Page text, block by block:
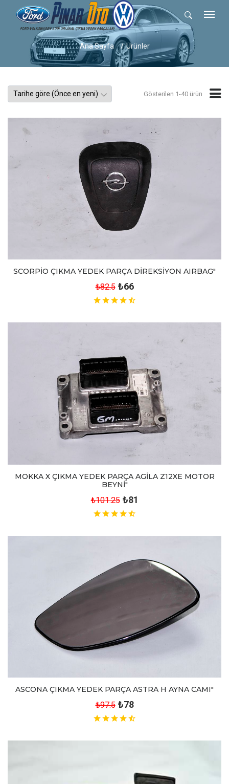
Ana Sayfa Ürünler
Gösterilen 1-40 ürün
SCORPİO ÇIKMA YEDEK PARÇA DİREKSİYON AIRBAG"
₺82.5 ₺66
MOKKA X ÇIKMA YEDEK PARÇA AGİLA Z12XE MOTOR
BEYNİ"
₺101.25 ₺81
ASCONA ÇIKMA YEDEK PARÇA ASTRA H AYNA CAMI"
₺97.5 ₺78